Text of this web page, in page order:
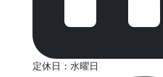
定休日：水曜日